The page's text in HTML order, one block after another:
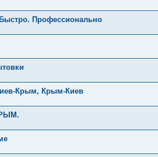
Профессионально
Крым, Крым-Киев